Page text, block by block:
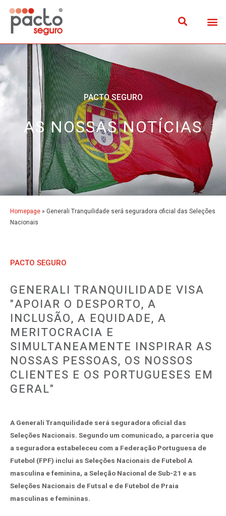
PACTO SEGURO
AS NOSSAS NOTÍCIAS
Homepage » Generali Tranquilidade será seguradora oficial das Seleções
Nacionais
PACTO SEGURO
GENERALI TRANQUILIDADE VISA
"APOIAR O DESPORTO, A
INCLUSÃO, A EQUIDADE, A
MERITOCRACIA E
SIMULTANEAMENTE INSPIRAR AS
NOSSAS PESSOAS, OS NOSSOS
CLIENTES E OS PORTUGUESES EM
GERAL"
A Generali Tranquilidade será seguradora oficial das
Seleções Nacionais. Segundo um comunicado, a parceria que
a seguradora estabeleceu com a Federação Portuguesa de
Futebol (FPF) inclui as Seleções Nacionais de Futebol A
masculina e feminina, a Seleção Nacional de Sub-21 e as
Seleções Nacionais de Futsal e de Futebol de Praia
masculinas e femininas.